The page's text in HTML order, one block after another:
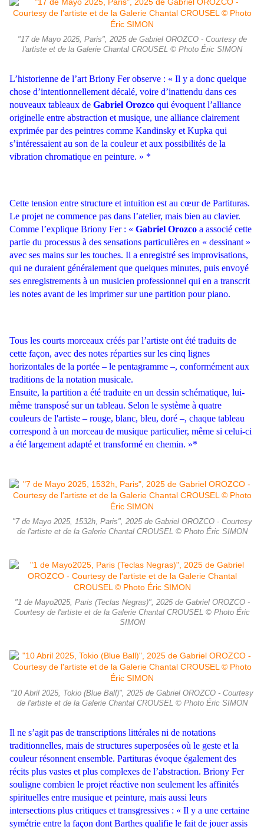
"17 de Mayo 2025, Paris", 2025 de Gabriel OROZCO - Courtesy de
l'artiste et de la Galerie Chantal CROUSEL © Photo Éric SIMON
L’historienne de l’art Briony Fer observe : « Il y a donc quelque
chose d’intentionnellement décalé, voire d’inattendu dans ces
nouveaux tableaux de Gabriel Orozco qui évoquent l’alliance
originelle entre abstraction et musique, une alliance clairement
exprimée par des peintres comme Kandinsky et Kupka qui
s’intéressaient au son de la couleur et aux possibilités de la
vibration chromatique en peinture. » *
Cette tension entre structure et intuition est au cœur de Partituras.
Le projet ne commence pas dans l’atelier, mais bien au clavier.
Comme l’explique Briony Fer : « Gabriel Orozco a associé cette
partie du processus à des sensations particulières en « dessinant »
avec ses mains sur les touches. Il a enregistré ses improvisations,
qui ne duraient généralement que quelques minutes, puis envoyé
ses enregistrements à un musicien professionnel qui en a transcrit
les notes avant de les imprimer sur une partition pour piano.
Tous les courts morceaux créés par l’artiste ont été traduits de
cette façon, avec des notes réparties sur les cinq lignes
horizontales de la portée – le pentagramme –, conformément aux
traditions de la notation musicale.
Ensuite, la partition a été traduite en un dessin schématique, lui-
même transposé sur un tableau. Selon le système à quatre
couleurs de l'artiste – rouge, blanc, bleu, doré –, chaque tableau
correspond à un morceau de musique particulier, même si celui-ci
a été largement adapté et transformé en chemin. »*
"7 de Mayo 2025, 1532h, Paris", 2025 de Gabriel OROZCO - Courtesy
de l'artiste et de la Galerie Chantal CROUSEL © Photo Éric SIMON
"1 de Mayo2025, Paris (Teclas Negras)", 2025 de Gabriel OROZCO -
Courtesy de l'artiste et de la Galerie Chantal CROUSEL © Photo Éric
SIMON
"10 Abril 2025, Tokio (Blue Ball)", 2025 de Gabriel OROZCO - Courtesy
de l'artiste et de la Galerie Chantal CROUSEL © Photo Éric SIMON
Il ne s’agit pas de transcriptions littérales ni de notations
traditionnelles, mais de structures superposées où le geste et la
couleur résonnent ensemble. Partituras évoque également des
récits plus vastes et plus complexes de l’abstraction. Briony Fer
souligne combien le projet réactive non seulement les affinités
spirituelles entre musique et peinture, mais aussi leurs
intersections plus critiques et transgressives : « Il y a une certaine
symétrie entre la façon dont Barthes qualifie le fait de jouer assis